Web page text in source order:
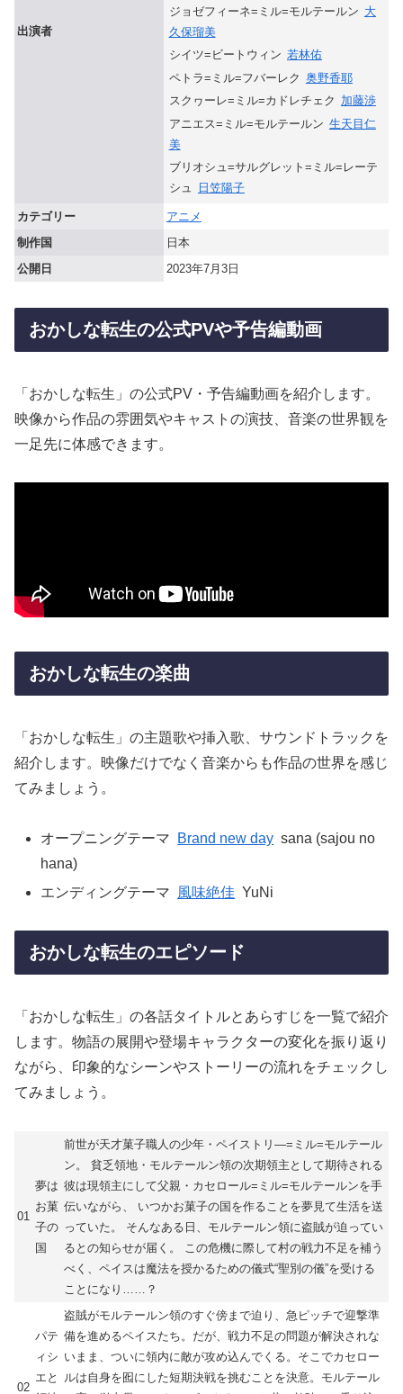
出演者
ジョゼフィーネ=ミル=モルテールン 大
久保瑠美
シイツ=ビートウィン 若林佑
ペトラ=ミル=フバーレク 奥野香耶
スクヮーレ=ミル=カドレチェク 加藤渉
アニエス=ミル=モルテールン 生天目仁
美
ブリオシュ=サルグレット=ミル=レーテ
シュ
日笠陽子
カテゴリー
アニメ
制作国
日本
公開日
2023年7月3日
おかしな転生の公式PVや予告編動画
「おかしな転生」の公式PV・予告編動画を紹介します。
映像から作品の雰囲気やキャストの演技、音楽の世界観を
一足先に体感できます。
おかしな転生の楽曲
「おかしな転生」の主題歌や挿入歌、サウンドトラックを
紹介します。映像だけでなく音楽からも作品の世界を感じ
てみましょう。
オープニングテーマ Brand new day sana (sajou no
hana)
エンディングテーマ
風味絶佳 YuNi
おかしな転生のエピソード
「おかしな転生」の各話タイトルとあらすじを一覧で紹介
します。物語の展開や登場キャラクターの変化を振り返り
ながら、印象的なシーンやストーリーの流れをチェックし
てみましょう。
01
夢は
お菓
子の
国
前世が天才菓子職人の少年・ペイストリ―=ミル=モルテール
ン。 貧乏領地・モルテールン領の次期領主として期待される
彼は現領主にして父親・カセロール=ミル=モルテールンを手
伝いながら、 いつかお菓子の国を作ることを夢見て生活を送
っていた。 そんなある日、モルテールン領に盗賊が迫ってい
るとの知らせが届く。 この危機に際して村の戦力不足を補う
べく、ペイスは魔法を授かるための儀式“聖別の儀”を受ける
ことになり……？
02
パテ
ィシ
エと
盗賊がモルテールン領のすぐ傍まで迫り、急ピッチで迎撃準
備を進めるペイスたち。だが、戦力不足の問題が解決されな
いまま、ついに領内に敵が攻め込んでくる。そこでカセロー
ルは自身を囮にした短期決戦を挑むことを決意。モルテール